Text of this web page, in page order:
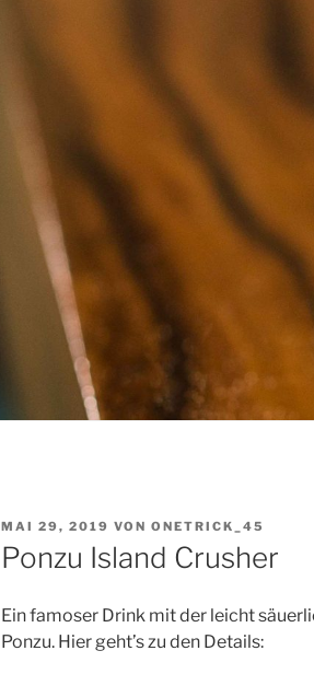
VERÖFFENTLICHT
AM
MAI 29, 2019 VON ONETRICK_45
Ponzu Island Crusher
Ein famoser Drink mit der leicht
Ponzu. Hier geht’s zu den Details: